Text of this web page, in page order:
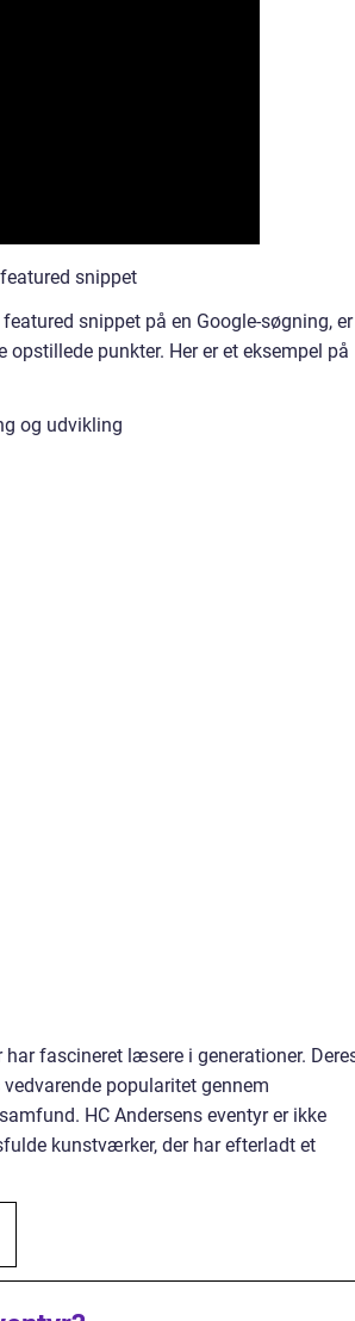
snippet
snippet på en Google-søgning, er
punkter. Her er et eksempel på
og udvikling
fascineret læsere i generationer.
popularitet gennem
HC Andersens eventyr er ikke
kunstværker, der har efterladt et